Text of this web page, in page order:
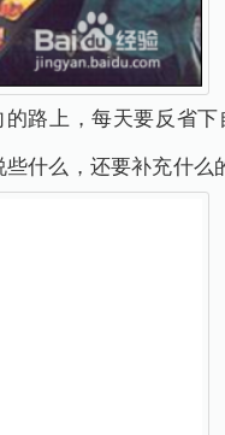
路上，每天要反省
什么，还要补充什么